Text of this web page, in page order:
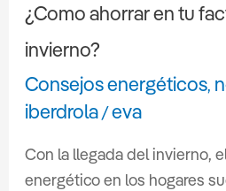
¿Como ahorrar en tu
invierno?
Consejos energéticos,
iberdrola/eva
Con la llegada del invierno,
energético en los hogares
luz
este
invierno?